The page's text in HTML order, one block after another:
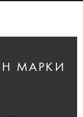
МАРКИ